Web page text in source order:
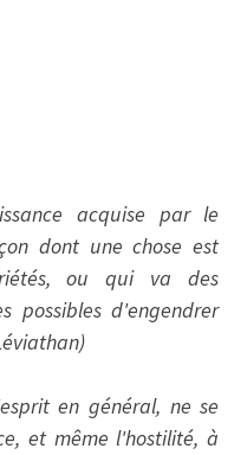
acquise par le
dont une chose est
ou qui va des
possibles d'engendrer
en général, ne se
et même l'hostilité, à